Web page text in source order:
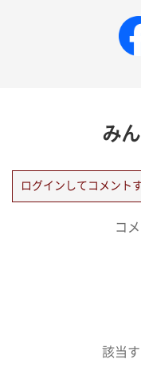
み
コ
該当